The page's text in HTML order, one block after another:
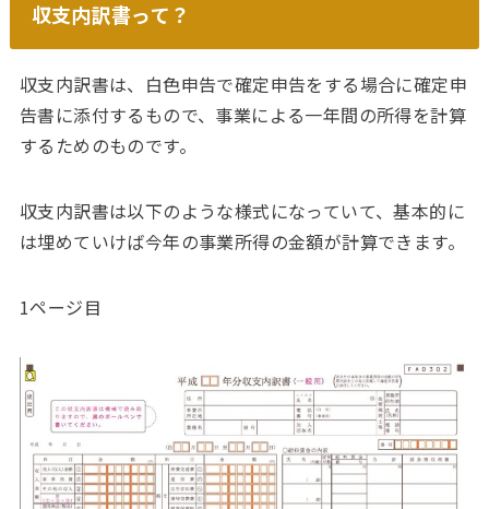
収支内訳書って？
収支内訳書は、白色申告で確定申告をする場合に確定申
告書に添付するもので、事業による一年間の所得を計算
するためのものです。
収支内訳書は以下のような様式になっていて、基本的に
は埋めていけば今年の事業所得の金額が計算できます。
1ページ目